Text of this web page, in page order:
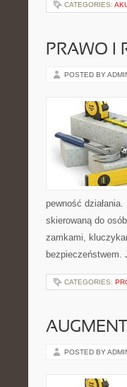
CATEGORIES:
PRAWO I
POSTED BY
pewność
skierowaną do
zamkami,
CATEGORIES:
POSTED BY